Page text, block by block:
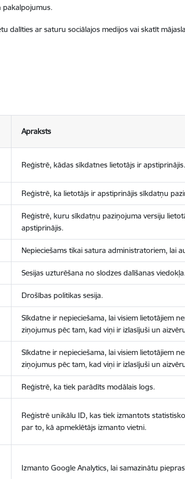
pakalpojumus.
dalīties ar saturu sociālajos medijos vai skatīt
Apraksts
Reģistrē, kādas sīkdatnes lietotājs ir apstiprinājis.
Reģistrē, ka lietotājs ir apstiprinājis sīkdatņu
Reģistrē, kuru sīkdatņu paziņojuma versiju
apstiprinājis.
Nepieciešams tikai satura administratoriem, lai
Sesijas uzturēšana no slodzes dalīšanas viedokļa.
Drošības politikas sesija.
Sīkdatne ir nepieciešama, lai visiem lietotājiem
ziņojumus pēc tam, kad viņi ir izlasījuši un
Sīkdatne ir nepieciešama, lai visiem lietotājiem
ziņojumus pēc tam, kad viņi ir izlasījuši un
Reģistrē, ka tiek parādīts modālais logs.
Reģistrē unikālu ID, kas tiek izmantots
par to, kā apmeklētājs izmanto vietni.
Izmanto Google Analytics, lai samazinātu